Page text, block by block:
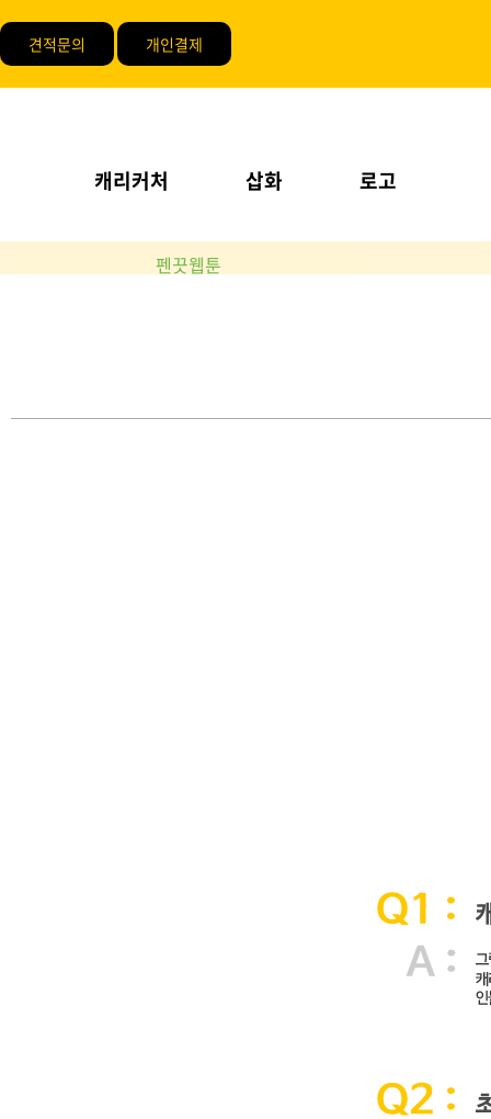
견적문의 개인결제
캐리커처 삽화 로고
펜끗웹툰